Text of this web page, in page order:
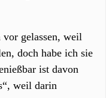
vor gelassen, weil
doch habe ich sie
ist davon
weil darin